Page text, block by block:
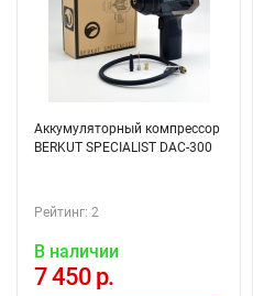
Аккумуляторный компрессор
BERKUT SPECIALIST DAC-300
Рейтинг: 2
В наличии
7 450 р.